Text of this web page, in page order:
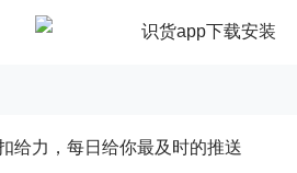
给力，每日给你最及时的推送